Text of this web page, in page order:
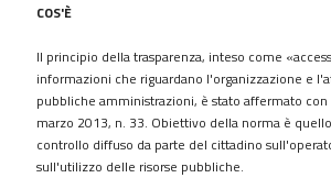
Performance
Enti
controllati
Attività
e
procedimenti
COS'È
Il principio della trasparenza, inteso come
informazioni che riguardano l'organizzazione e
pubbliche amministrazioni, è stato affermato
marzo 2013, n. 33. Obiettivo della norma è
controllo diffuso da parte del cittadino
sull'utilizzo delle risorse pubbliche.